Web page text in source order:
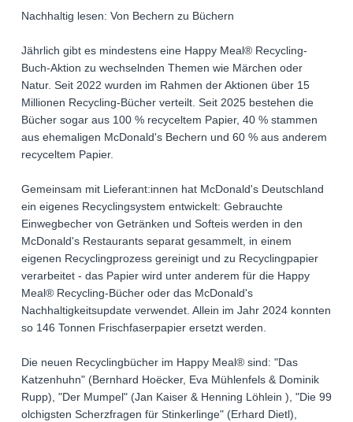
Nachhaltig lesen: Von Bechern zu Büchern
Jährlich gibt es mindestens eine Happy Meal® Recycling-
Buch-Aktion zu wechselnden Themen wie Märchen oder
Natur. Seit 2022 wurden im Rahmen der Aktionen über 15
Millionen Recycling-Bücher verteilt. Seit 2025 bestehen die
Bücher sogar aus 100 % recyceltem Papier, 40 % stammen
aus ehemaligen McDonald's Bechern und 60 % aus anderem
recyceltem Papier.
Gemeinsam mit Lieferant:innen hat McDonald's Deutschland
ein eigenes Recyclingsystem entwickelt: Gebrauchte
Einwegbecher von Getränken und Softeis werden in den
McDonald's Restaurants separat gesammelt, in einem
eigenen Recyclingprozess gereinigt und zu Recyclingpapier
verarbeitet - das Papier wird unter anderem für die Happy
Meal® Recycling-Bücher oder das McDonald's
Nachhaltigkeitsupdate verwendet. Allein im Jahr 2024 konnten
so 146 Tonnen Frischfaserpapier ersetzt werden.
Die neuen Recyclingbücher im Happy Meal® sind: "Das
Katzenhuhn" (Bernhard Hoëcker, Eva Mühlenfels & Dominik
Rupp), "Der Mumpel" (Jan Kaiser & Henning Löhlein ), "Die 99
olchigsten Scherzfragen für Stinkerlinge" (Erhard Dietl),